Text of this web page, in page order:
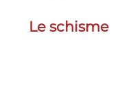
Le schisme